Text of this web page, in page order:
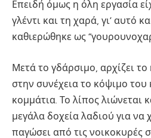
Επειδή όμως η όλη εργασία
γλέντι και τη χαρά, γι’ αυτό
καθιερώθηκε ως
Μετά το γδάρσιμο, αρχίζει
στην συνέχεια το κόψιμο του
κομμάτια. Το λίπος λιώνεται
μεγάλα δοχεία λαδιού για να
παγώσει από τις νοικοκυρές